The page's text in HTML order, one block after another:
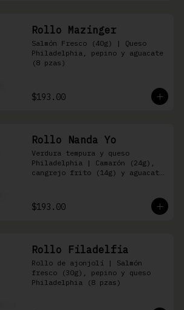
Rollo Mazinger
Salmón Fresco (40g) | Queso
Philadelphia, pepino y aguacate
(8 pzas)
$193.00
Rollo Nanda Yo
Verdura tempura y queso
Philadelphia | Camarón (24g),
cangrejo frito (14g) y aguacate
$193.00
Rollo Filadelfia
Rollo de ajonjolí | Salmón
fresco (30g), pepino y queso
Philadelphia (8 pzas)